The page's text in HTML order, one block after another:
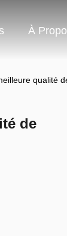
À
qualité
de